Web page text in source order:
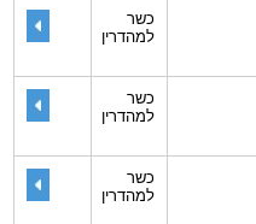
כשר
למהדרין
כשר
למהדרין
כשר
למהדרין